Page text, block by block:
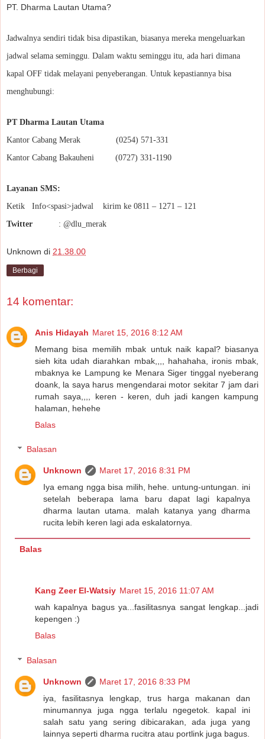
PT. Dharma Lautan Utama?
Jadwalnya sendiri tidak bisa dipastikan, biasanya mereka mengeluarkan
jadwal selama seminggu. Dalam waktu seminggu itu, ada hari dimana
kapal OFF tidak melayani penyeberangan. Untuk kepastiannya bisa
menghubungi:
PT Dharma Lautan Utama
Kantor Cabang Merak (0254) 571-331
Kantor Cabang Bakauheni (0727) 331-1190
Layanan SMS:
Ketik Info<spasi>jadwal kirim ke 0811 – 1271 – 121
Twitter : @dlu_merak
Unknown di 21.38.00
Berbagi
14 komentar:
Anis Hidayah Maret 15, 2016 8:12 AM
Memang bisa memilih mbak untuk naik kapal? biasanya
sieh kita udah diarahkan mbak,,,, hahahaha, ironis mbak,
mbaknya ke Lampung ke Menara Siger tinggal nyeberang
doank, la saya harus mengendarai motor sekitar 7 jam dari
rumah saya,,,, keren - keren, duh jadi kangen kampung
halaman, hehehe
Balas
Balasan
Unknown
Maret 17, 2016 8:31 PM
Iya emang ngga bisa milih, hehe. untung-untungan. ini
setelah beberapa lama baru dapat lagi kapalnya
dharma lautan utama. malah katanya yang dharma
rucita lebih keren lagi ada eskalatornya.
Balas
Kang Zeer El-Watsiy Maret 15, 2016 11:07 AM
wah kapalnya bagus ya...fasilitasnya sangat lengkap...jadi
kepengen :)
Balas
Balasan
Unknown
Maret 17, 2016 8:33 PM
iya, fasilitasnya lengkap, trus harga makanan dan
minumannya juga ngga terlalu ngegetok. kapal ini
salah satu yang sering dibicarakan, ada juga yang
lainnya seperti dharma rucitra atau portlink juga bagus.